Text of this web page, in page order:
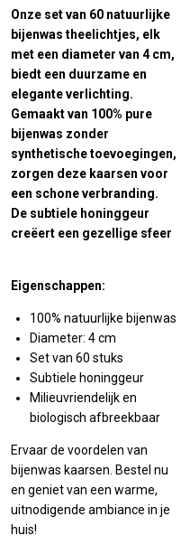
Onze set van 60 natuurlijke
bijenwas theelichtjes, elk
met een diameter van 4 cm,
biedt een duurzame en
elegante verlichting.
Gemaakt van 100% pure
bijenwas zonder
synthetische toevoegingen,
zorgen deze kaarsen voor
een schone verbranding.
De subtiele honinggeur
creëert een gezellige sfeer
Eigenschappen:
100% natuurlijke bijenwas
Diameter: 4 cm
Set van 60 stuks
Subtiele honinggeur
Milieuvriendelijk en
biologisch afbreekbaar
Ervaar de voordelen van
bijenwas kaarsen. Bestel nu
en geniet van een warme,
uitnodigende ambiance in je
huis!